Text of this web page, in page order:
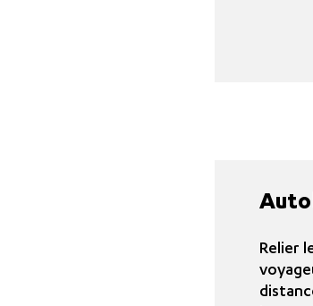
Relier